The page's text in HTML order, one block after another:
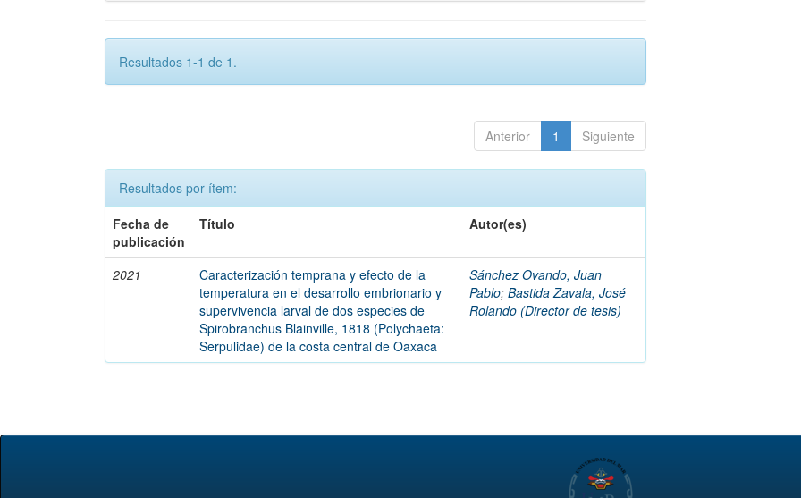
Resultados 1-1 de 1.
Anterior 1 Siguiente
Resultados por ítem:
Fecha de
publicación
Título Autor(es)
2021
Caracterización temprana y efecto de la
temperatura en el desarrollo embrionario y
supervivencia larval de dos especies de
Spirobranchus Blainville, 1818 (Polychaeta:
Serpulidae) de la costa central de Oaxaca
Sánchez Ovando, Juan
Pablo;Bastida Zavala, José
Rolando (Director de tesis)